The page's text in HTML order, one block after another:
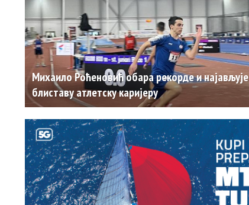
Михаило Роћеновић обара рекорде и најављује
блиставу атлетску каријеру